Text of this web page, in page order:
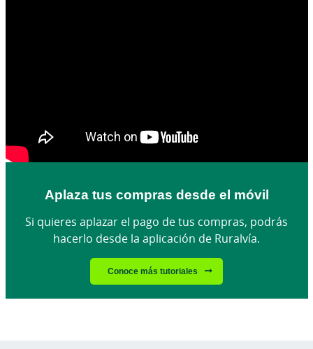
Aplaza tus compras desde el móvil
Si quieres aplazar el pago de tus compras, podrás
hacerlo desde la aplicación de Ruralvía.
Conoce más tutoriales